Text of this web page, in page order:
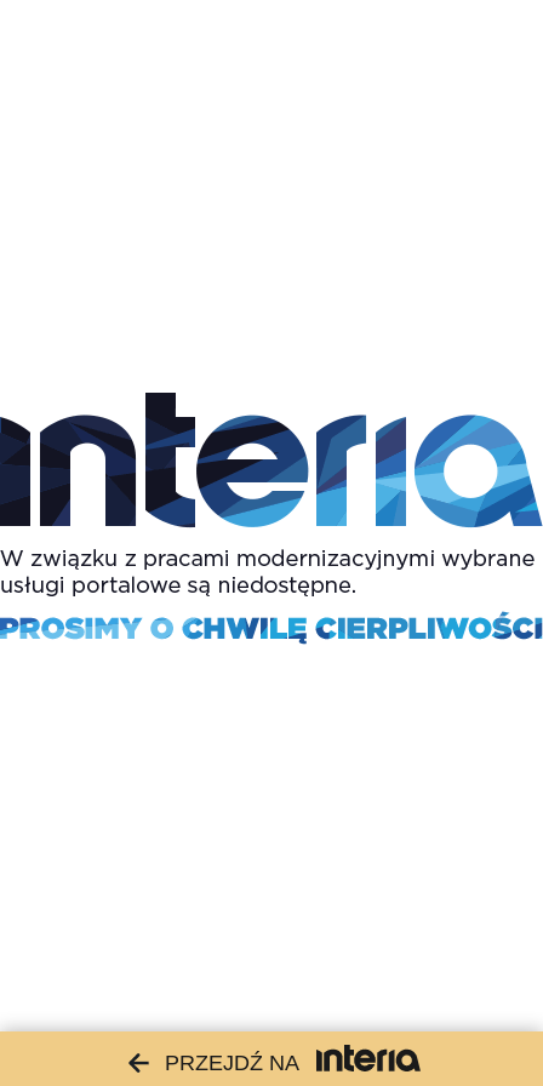
PRZEJDŹ NA